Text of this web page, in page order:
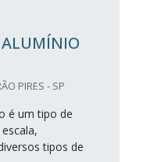
PIRES - SP
é um tipo de
tipos de